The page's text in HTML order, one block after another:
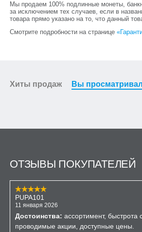
Мы продаем 100% подлинные монеты,
за исключением тех случаев, если в
товара прямо указано на то, что данный
Смотрите подробности на странице
Хиты продаж Вы
ОТЗЫВЫ ПОКУПАТЕЛЕЙ
PUPA101
11 января 2026
Достоинства: ассортимент, быстрота
проводимые акции, доступные цены.